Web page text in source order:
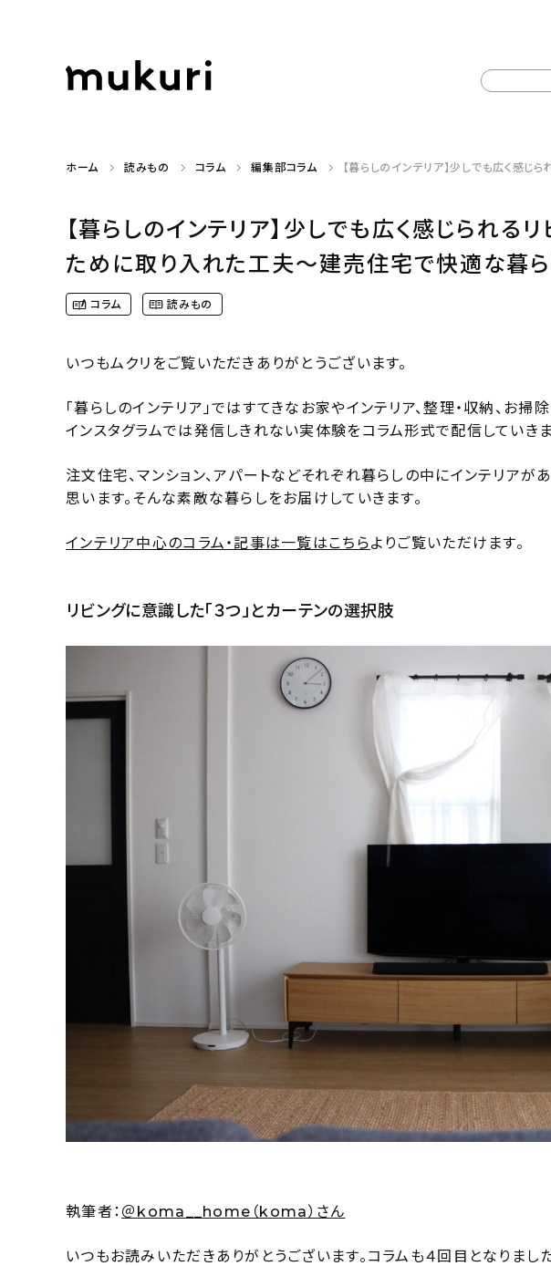
カテゴ
ホーム 読みもの コラム 編集部コラム 【暮らしのインテリア】少しでも広く感
【暮らしのインテリア】少しでも広く感じられる
ために取り入れた工夫〜建売住宅で快適な暮
コラム 読みもの
いつもムクリをご覧いただきありがとうございます。
「暮らしのインテリア」ではすてきなお家やインテリア、整理・収納、お
インスタグラムでは発信しきれない実体験をコラム形式で配信していきま
注文住宅、マンション、アパートなどそれぞれ暮らしの中にインテリアが
思います。そんな素敵な暮らしをお届けしていきます。
インテリア中心のコラム・記事は一覧はこちらよりご覧いただけます。
リビングに意識した「３つ」とカーテンの選択肢
執筆者： ＠koma__home（koma）さん
いつもお読みいただきありがとうございます。コラムも４回目となりました